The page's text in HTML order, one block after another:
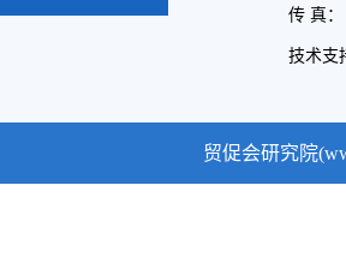
传 真：
技术支
贸促会研究院